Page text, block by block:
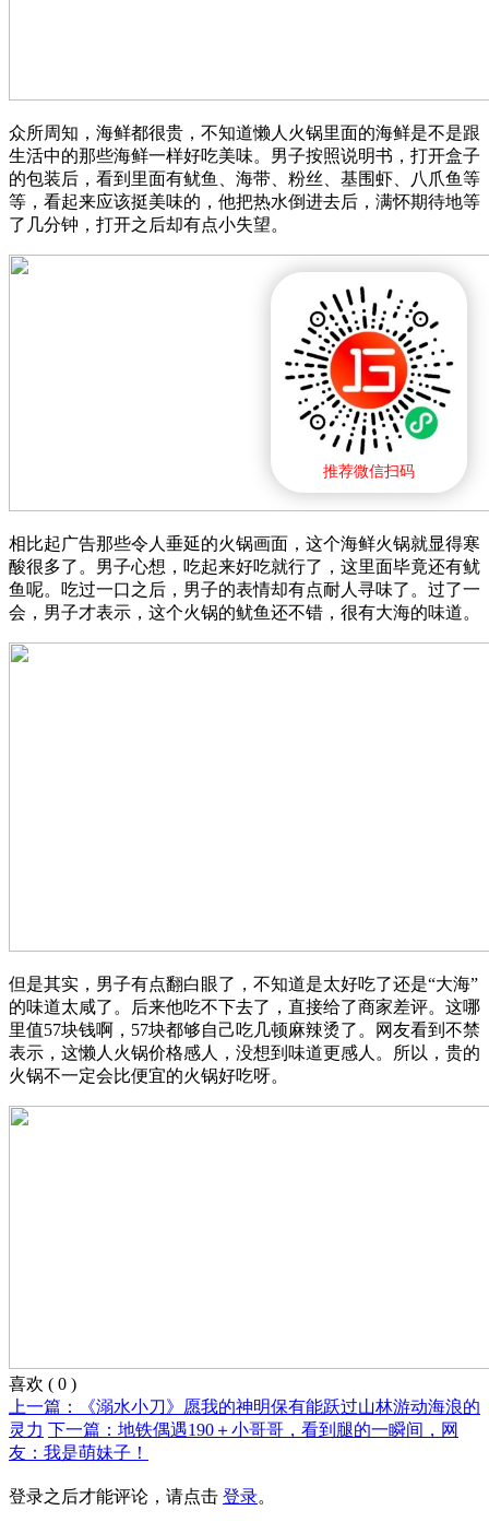
推荐微信扫码
众所周知，海鲜都很贵，不知道懒人火锅里面的海鲜是不是跟
生活中的那些海鲜一样好吃美味。男子按照说明书，打开盒子
的包装后，看到里面有鱿鱼、海带、粉丝、基围虾、八爪鱼等
等，看起来应该挺美味的，他把热水倒进去后，满怀期待地等
了几分钟，打开之后却有点小失望。
相比起广告那些令人垂延的火锅画面，这个海鲜火锅就显得寒
酸很多了。男子心想，吃起来好吃就行了，这里面毕竟还有鱿
鱼呢。吃过一口之后，男子的表情却有点耐人寻味了。过了一
会，男子才表示，这个火锅的鱿鱼还不错，很有大海的味道。
但是其实，男子有点翻白眼了，不知道是太好吃了还是“大海”
的味道太咸了。后来他吃不下去了，直接给了商家差评。这哪
里值57块钱啊，57块都够自己吃几顿麻辣烫了。网友看到不禁
表示，这懒人火锅价格感人，没想到味道更感人。所以，贵的
火锅不一定会比便宜的火锅好吃呀。
喜欢 ( 0 )
上一篇：《溺水小刀》愿我的神明保有能跃过山林游动海浪的
灵力 下一篇：地铁偶遇190＋小哥哥，看到腿的一瞬间，网
友：我是萌妹子！
登录之后才能评论，请点击 登录。